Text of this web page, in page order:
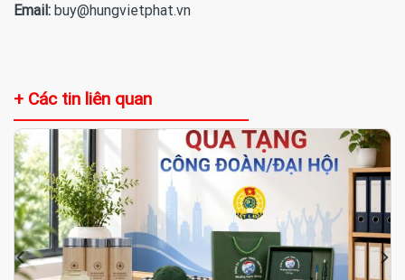
Email: buy@hungvietphat.vn
+ Các tin liên quan